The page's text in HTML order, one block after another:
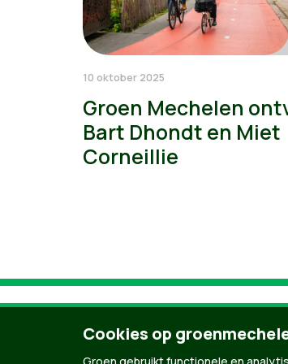
10 oktober 2025
Groen Mechelen
Bart Dhondt en Miet
Corneillie
Cookies op